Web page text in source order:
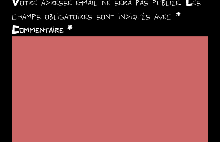
champs obligatoires sont indiqués avec *
Commentaire *